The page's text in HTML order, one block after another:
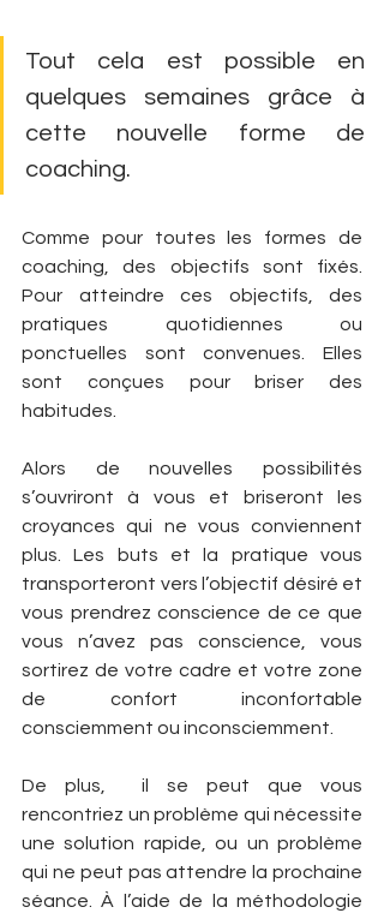
Tout cela est possible en
quelques semaines grâce à
cette nouvelle forme de
coaching.
Comme pour toutes les formes de
coaching, des objectifs sont fixés.
Pour atteindre ces objectifs, des
pratiques quotidiennes ou
ponctuelles sont convenues. Elles
sont conçues pour briser des
habitudes.
Alors de nouvelles possibilités
s’ouvriront à vous et briseront les
croyances qui ne vous conviennent
plus. Les buts et la pratique vous
transporteront vers l’objectif désiré et
vous prendrez conscience de ce que
vous n’avez pas conscience, vous
sortirez de votre cadre et votre zone
de confort inconfortable
consciemment ou inconsciemment.
De plus,  il se peut que vous
rencontriez un problème qui nécessite
une solution rapide, ou un problème
qui ne peut pas attendre la prochaine
séance. À l’aide de la méthodologie